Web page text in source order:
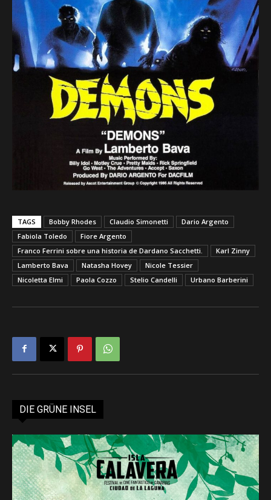
TAGS Bobby Rhodes Claudio Simonetti
Dario Argento
Fabiola Toledo
Fiore Argento
Franco Ferrini sobre una historia de Dardano Sacchetti.
Karl Zinny
Lamberto Bava
Natasha Hovey
Nicole Tessier
Nicoletta Elmi
Paola Cozzo Stelio Candelli Urbano Barberini
DIE GRÜNE INSEL